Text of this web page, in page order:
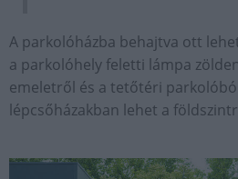
A parkolóházba behajtva ott
a parkolóhely feletti lámpa
emeletről és a tetőtéri
lépcsőházakban lehet a